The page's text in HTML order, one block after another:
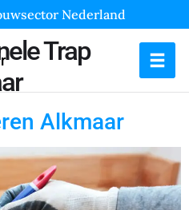
Nederland
Trap
Alkmaar